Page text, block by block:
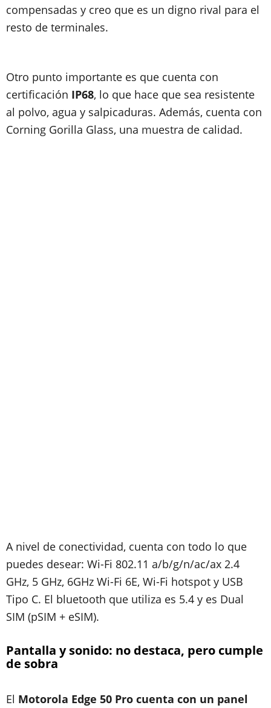
compensadas y creo que es un digno rival para el
resto de terminales.
Otro punto importante es que cuenta con
certificación IP68, lo que hace que sea resistente
al polvo, agua y salpicaduras. Además, cuenta con
Corning Gorilla Glass, una muestra de calidad.
A nivel de conectividad, cuenta con todo lo que
puedes desear: Wi-Fi 802.11 a/b/g/n/ac/ax 2.4
GHz, 5 GHz, 6GHz Wi-Fi 6E, Wi-Fi hotspot y USB
Tipo C. El bluetooth que utiliza es 5.4 y es Dual
SIM (pSIM + eSIM).
Pantalla y sonido: no destaca, pero cumple
de sobra
El Motorola Edge 50 Pro cuenta con un panel